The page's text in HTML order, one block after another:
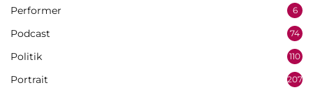
Performer 6
Podcast 74
Politik 110
Portrait 207